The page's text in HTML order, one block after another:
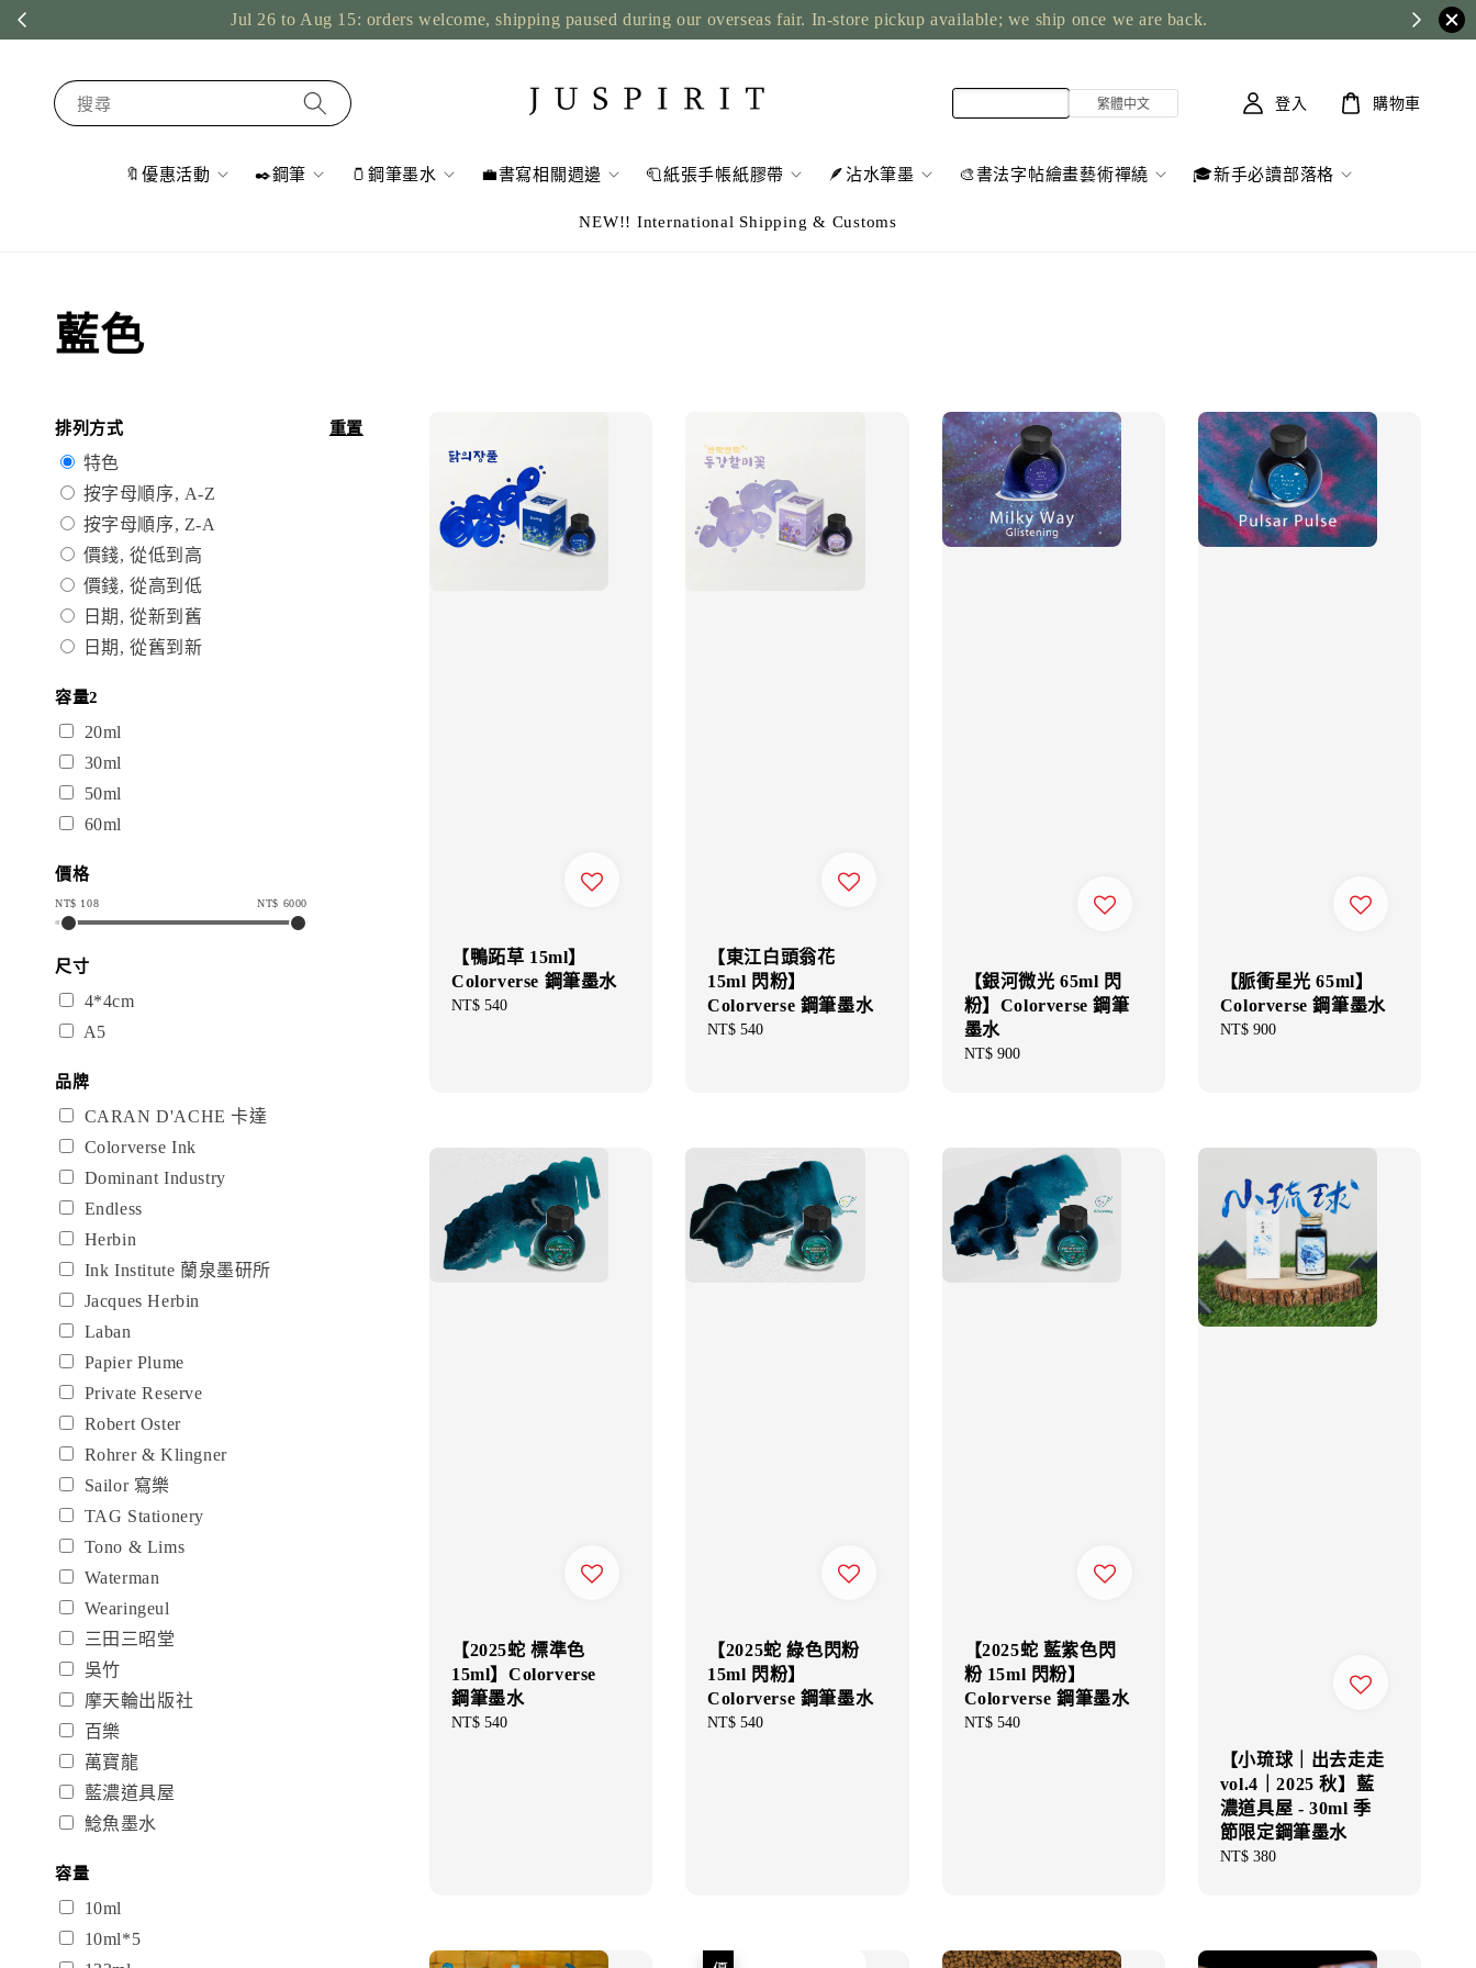
Jul 26 to Aug 15: orders welcome, shipping paused during our overseas fair. In-store pickup available; we ship once we are back.
搜尋
🔖優惠活動 ✒️鋼筆 🫙鋼筆墨水 💼書寫相關週邊 🧻紙張手帳紙膠帶 🪶沾水筆墨 🎨書法字帖繪畫藝術禪繞 🎓新手必讀部落格
NEW!! International Shipping & Customs
登入 購物車
藍色
排列方式 重置
特色
按字母順序, A-Z
按字母順序, Z-A
價錢, 從低到高
價錢, 從高到低
日期, 從新到舊
日期, 從舊到新
容量2
20ml
30ml
50ml
60ml
價格
NT$ 108 NT$ 6000
尺寸
4*4cm
A5
品牌
CARAN D'ACHE 卡達
Colorverse Ink
Dominant Industry
Endless
Herbin
Ink Institute 蘭泉墨研所
Jacques Herbin
Laban
Papier Plume
Private Reserve
Robert Oster
Rohrer & Klingner
Sailor 寫樂
TAG Stationery
Tono & Lims
Waterman
Wearingeul
三田三昭堂
吳竹
摩天輪出版社
百樂
萬寶龍
藍濃道具屋
鯰魚墨水
容量
10ml
10ml*5
【鴨跖草 15ml】
Colorverse 鋼筆墨水
Regular
NT$ 540
【東江白頭翁花
15ml 閃粉】
Colorverse 鋼筆墨水
Regular
NT$ 540
【銀河微光 65ml 閃
粉】Colorverse 鋼筆
墨水
Regular
NT$ 900
【脈衝星光 65ml】
Colorverse 鋼筆墨水
Regular
NT$ 900
【2025蛇 標準色
15ml】Colorverse
鋼筆墨水
Regular
NT$ 540
【2025蛇 綠色閃粉
15ml 閃粉】
Colorverse 鋼筆墨水
Regular
NT$ 540
【2025蛇 藍紫色閃
粉 15ml 閃粉】
Colorverse 鋼筆墨水
Regular
NT$ 540
【小琉球｜出去走走
vol.4｜2025 秋】藍
濃道具屋 - 30ml 季
節限定鋼筆墨水
Regular
NT$ 380